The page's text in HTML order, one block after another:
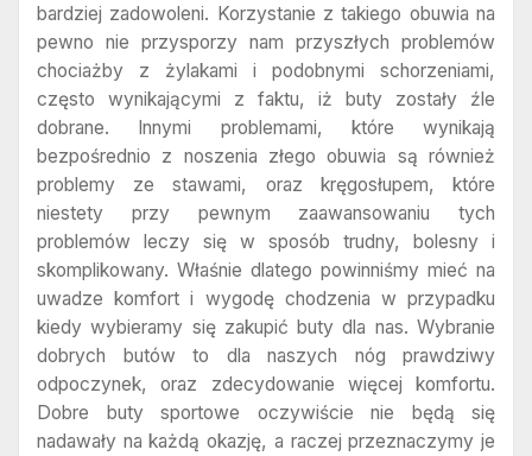
bardziej zadowoleni. Korzystanie z takiego obuwia na
pewno nie przysporzy nam przyszłych problemów
chociażby z żylakami i podobnymi schorzeniami,
często wynikającymi z faktu, iż buty zostały źle
dobrane. Innymi problemami, które wynikają
bezpośrednio z noszenia złego obuwia są również
problemy ze stawami, oraz kręgosłupem, które
niestety przy pewnym zaawansowaniu tych
problemów leczy się w sposób trudny, bolesny i
skomplikowany. Właśnie dlatego powinniśmy mieć na
uwadze komfort i wygodę chodzenia w przypadku
kiedy wybieramy się zakupić buty dla nas. Wybranie
dobrych butów to dla naszych nóg prawdziwy
odpoczynek, oraz zdecydowanie więcej komfortu.
Dobre buty sportowe oczywiście nie będą się
nadawały na każdą okazję, a raczej przeznaczymy je